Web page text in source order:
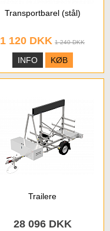
Transportbarel (stål)
1 120 DKK 1 240 DKK
INFO KØB
Trailere
28 096 DKK